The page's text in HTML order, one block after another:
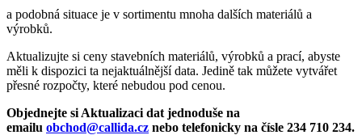
a podobná situace je v sortimentu mnoha dalších materiálů a
výrobků.
Aktualizujte si ceny stavebních materiálů, výrobků a prací, abyste
měli k dispozici ta nejaktuálnější data. Jedině tak můžete vytvářet
přesné rozpočty, které nebudou pod cenou.
Objednejte si Aktualizaci dat jednoduše na
emailu obchod@callida.cz nebo telefonicky na čísle 234 710 234.